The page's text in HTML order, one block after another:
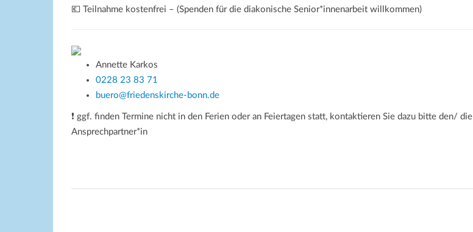
💶 Teilnahme kostenfrei – (Spenden für die diakonische Senior*innenarbeit willkommen)
Annette Karkos
0228 23 83 71
buero@friedenskirche-bonn.de
❗ ggf. finden Termine nicht in den Ferien oder an Feiertagen statt, kontaktieren Sie dazu bitte den/ die
Ansprechpartner*in